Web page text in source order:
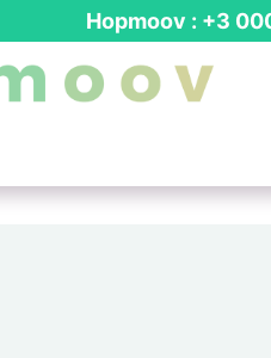
Hopmoov : +3